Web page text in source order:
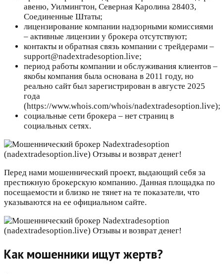
авеню, Уилмингтон, Северная Каролина 28403,
Соединенные Штаты;
лицензирование компании надзорными комиссиями
– активные лицензии у брокера отсутствуют;
контакты и обратная связь компании с трейдерами –
support@nadextradesoption.live;
период работы компании и обслуживания клиентов –
якобы компания была основана в 2011 году, но
реально сайт был зарегистрирован в августе 2025
года
(https://www.whois.com/whois/nadextradesoption.live);
социальные сети брокера – нет страниц в
социальных сетях.
Перед нами мошеннический проект, выдающий себя за
престижную брокерскую компанию. Данная площадка по
посещаемости и близко не тянет на те показатели, что
указываются на ее официальном сайте.
Как мошенники ищут жертв?